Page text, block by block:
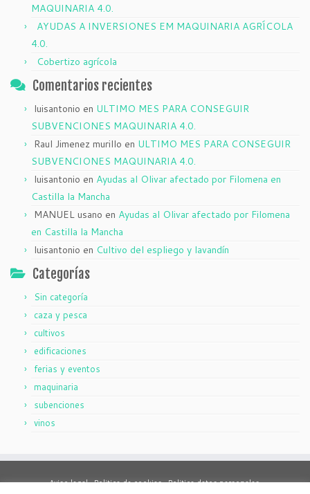
MAQUINARIA 4.0.
AYUDAS A INVERSIONES EM MAQUINARIA AGRÍCOLA
4.0.
Cobertizo agrícola
Comentarios recientes
luisantonio en ULTIMO MES PARA CONSEGUIR
SUBVENCIONES MAQUINARIA 4.0.
Raul Jimenez murillo en ULTIMO MES PARA CONSEGUIR
SUBVENCIONES MAQUINARIA 4.0.
luisantonio en Ayudas al Olivar afectado por Filomena en
Castilla la Mancha
MANUEL usano en Ayudas al Olivar afectado por Filomena
en Castilla la Mancha
luisantonio en Cultivo del espliego y lavandín
Categorías
Sin categoría
caza y pesca
cultivos
edificaciones
ferias y eventos
maquinaria
subenciones
vinos
Aviso legal .Politica de cookies .Politica datos personales.